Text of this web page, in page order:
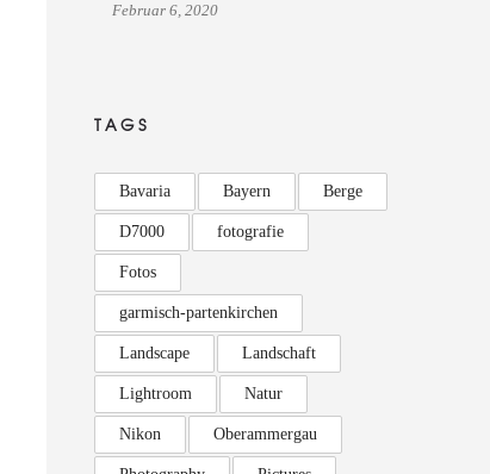
Februar 6, 2020
TAGS
Bavaria Bayern Berge
D7000 fotografie
Fotos
garmisch-partenkirchen
Landscape Landschaft
Lightroom Natur
Nikon Oberammergau